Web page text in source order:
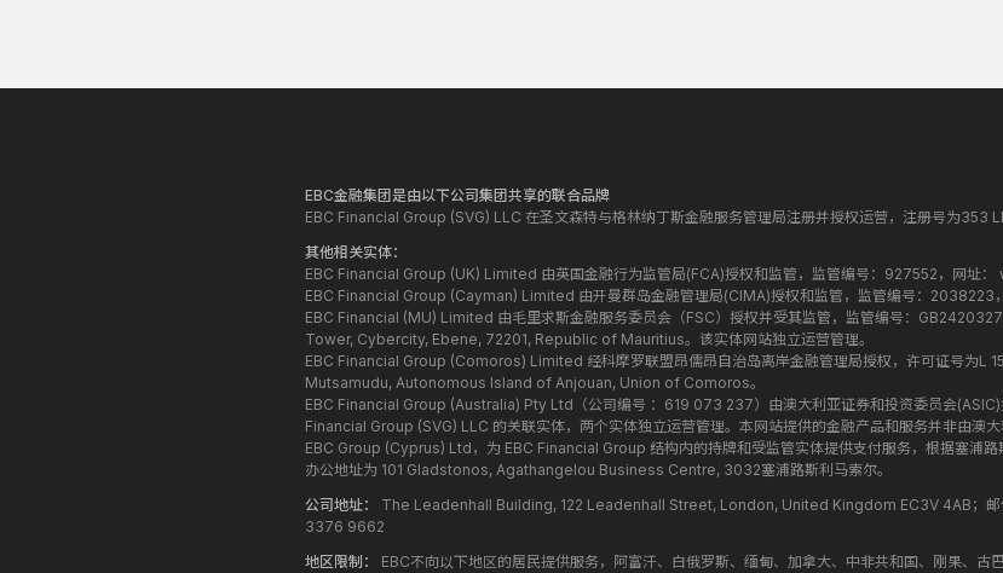
EBC金融集团是由以下公司集团共享的联合品牌
EBC Financial Group (SVG) LLC 在圣文森特与格林纳丁斯金融服务管理局注册并授权运营，注册号为353
其他相关实体：
EBC Financial Group (UK) Limited 由英国金融行为监管局(FCA)授权和监管，监管编号：927552，网址：
EBC Financial Group (Cayman) Limited 由开曼群岛金融管理局(CIMA)授权和监管，监管编号：2038223
EBC Financial (MU) Limited 由毛里求斯金融服务委员会（FSC）授权并受其监管，监管编号：
Tower, Cybercity, Ebene, 72201, Republic of Mauritius。该实体网站独立运营管理。
EBC Financial Group (Comoros) Limited 经科摩罗联盟昂儒昂自治岛离岸金融管理局授权，许可证号为L
Mutsamudu, Autonomous Island of Anjouan, Union of Comoros。
EBC Financial Group (Australia) Pty Ltd（公司编号 ：619 073 237）由澳大利亚证券和投资委员会
Financial Group (SVG) LLC 的关联实体，两个实体独立运营管理。本网站提供的金融产品和服务并非由澳大
EBC Group (Cyprus) Ltd，为 EBC Financial Group 结构内的持牌和受监管实体提供支付服务，根据塞浦
办公地址为 101 Gladstonos, Agathangelou Business Centre, 3032塞浦路斯利马索尔。
公司地址：
The Leadenhall Building, 122 Leadenhall Street, London, United Kingdom EC3V 4AB；邮
3376 9662
地区限制：
EBC不向以下地区的居民提供服务，阿富汗、白俄罗斯、缅甸、加拿大、中非共和国、刚果、古